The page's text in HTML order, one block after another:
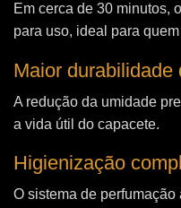
Em cerca de 30 minutos,
para uso, ideal para
Maior durabilidade
A redução da umidade
a vida útil do capacete.
Higienização
O sistema de